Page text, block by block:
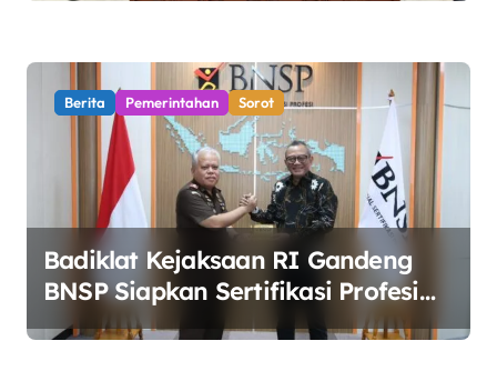
Berita Pemerintahan Sorot
Badiklat Kejaksaan RI Gandeng
BNSP Siapkan Sertifikasi Profesi
Jaksa